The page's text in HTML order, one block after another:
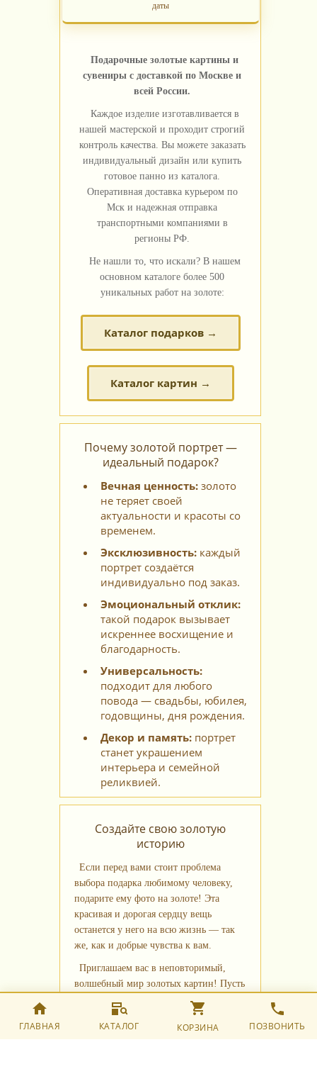
даты
Подарочные золотые картины и
сувениры с доставкой по Москве и
всей России.
Каждое изделие изготавливается в
нашей мастерской и проходит строгий
контроль качества. Вы можете заказать
индивидуальный дизайн или купить
готовое панно из каталога.
Оперативная доставка курьером по
Мск и надежная отправка
транспортными компаниями в
регионы РФ.
Не нашли то, что искали? В нашем
основном каталоге более 500
уникальных работ на золоте:
Каталог подарков →
Каталог картин →
Почему золотой портрет —
идеальный подарок?
Вечная ценность: золото
не теряет своей
актуальности и красоты со
временем.
Эксклюзивность: каждый
портрет создаётся
индивидуально под заказ.
Эмоциональный отклик:
такой подарок вызывает
искреннее восхищение и
благодарность.
Универсальность:
подходит для любого
повода — свадьбы, юбилея,
годовщины, дня рождения.
Декор и память: портрет
станет украшением
интерьера и семейной
реликвией.
Создайте свою золотую
историю
Если перед вами стоит проблема
выбора подарка любимому человеку,
подарите ему фото на золоте! Эта
красивая и дорогая сердцу вещь
останется у него на всю жизнь — так
же, как и добрые чувства к вам.
Приглашаем вас в неповторимый,
волшебный мир золотых картин! Пусть
этот подарок станет символом вашей
любви, уважения и признательности.
ГЛАВНАЯ КАТАЛОГ КОРЗИНА ПОЗВОНИТЬ